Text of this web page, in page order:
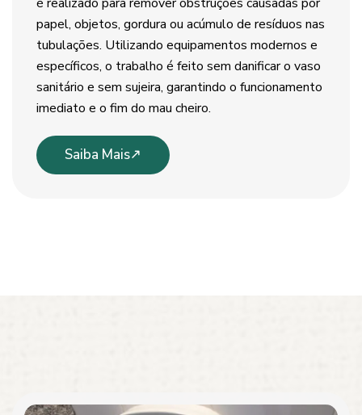
papel, objetos, gordura ou acúmulo de resíduos nas
tubulações. Utilizando equipamentos modernos e
específicos, o trabalho é feito sem danificar o vaso
sanitário e sem sujeira, garantindo o funcionamento
imediato e o fim do mau cheiro.
Saiba Mais